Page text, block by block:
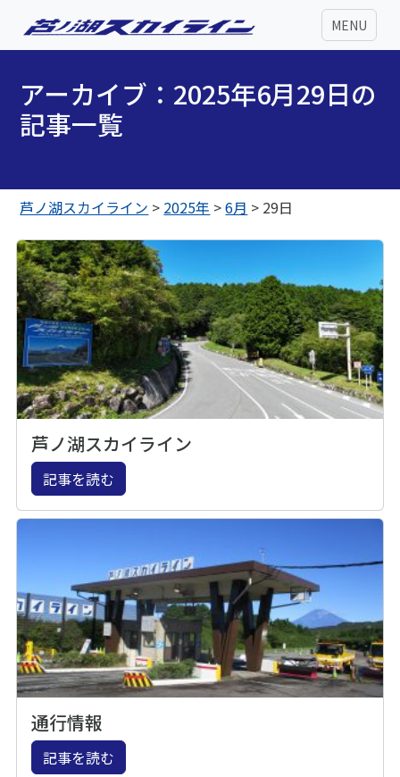
MENU
アーカイブ：2025年6月29日の
記事一覧
芦ノ湖スカイライン > 2025年 >6月 > 29日
芦ノ湖スカイライン
記事を読む
通行情報
記事を読む